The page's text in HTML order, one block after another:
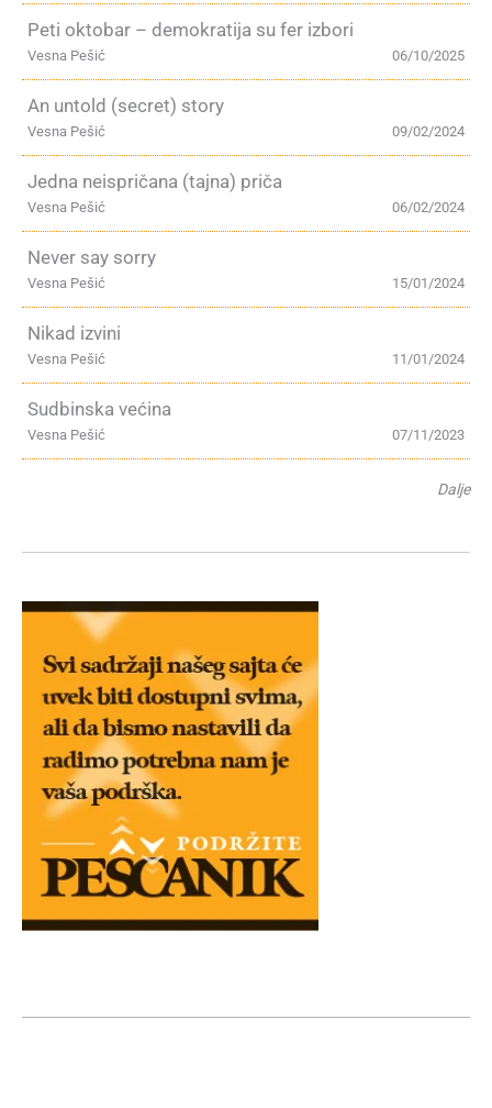
Peti oktobar – demokratija su fer izbori
06/10/2025
Vesna Pešić
An untold (secret) story
09/02/2024
Vesna Pešić
Jedna neispričana (tajna) priča
06/02/2024
Vesna Pešić
Never say sorry
15/01/2024
Vesna Pešić
Nikad izvini
11/01/2024
Vesna Pešić
Sudbinska većina
07/11/2023
Vesna Pešić
Dalje